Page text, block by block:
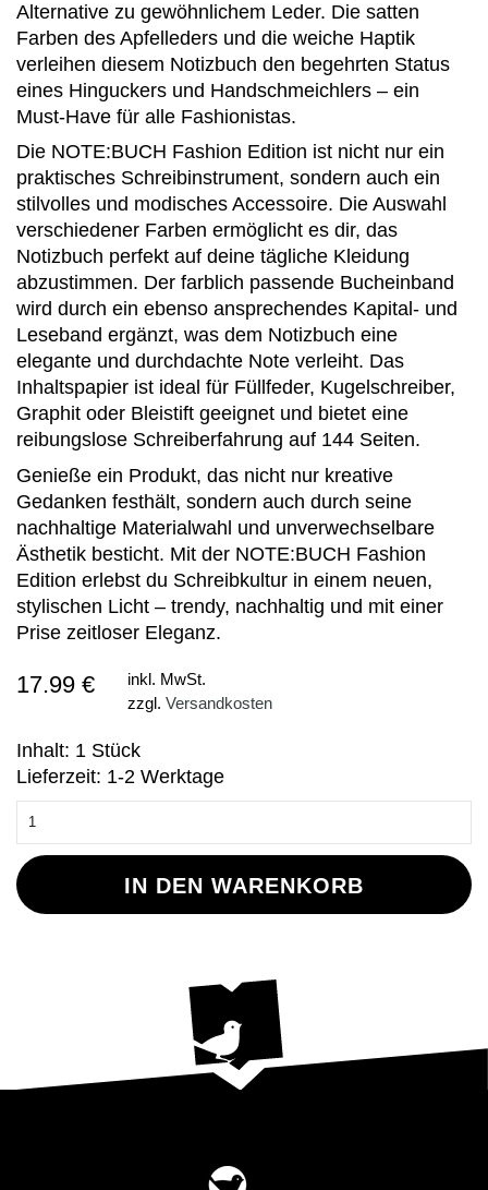
Alternative zu gewöhnlichem Leder. Die satten
Farben des Apfelleders und die weiche Haptik
verleihen diesem Notizbuch den begehrten Status
eines Hinguckers und Handschmeichlers – ein
Must-Have für alle Fashionistas.
Die NOTE:BUCH Fashion Edition ist nicht nur ein
praktisches Schreibinstrument, sondern auch ein
stilvolles und modisches Accessoire. Die Auswahl
verschiedener Farben ermöglicht es dir, das
Notizbuch perfekt auf deine tägliche Kleidung
abzustimmen. Der farblich passende Bucheinband
wird durch ein ebenso ansprechendes Kapital- und
Leseband ergänzt, was dem Notizbuch eine
elegante und durchdachte Note verleiht. Das
Inhaltspapier ist ideal für Füllfeder, Kugelschreiber,
Graphit oder Bleistift geeignet und bietet eine
reibungslose Schreiberfahrung auf 144 Seiten.
Genieße ein Produkt, das nicht nur kreative
Gedanken festhält, sondern auch durch seine
nachhaltige Materialwahl und unverwechselbare
Ästhetik besticht. Mit der NOTE:BUCH Fashion
Edition erlebst du Schreibkultur in einem neuen,
stylischen Licht – trendy, nachhaltig und mit einer
Prise zeitloser Eleganz.
17.99 €
inkl. MwSt.
zzgl. Versandkosten
Inhalt: 1 Stück
Lieferzeit: 1-2 Werktage